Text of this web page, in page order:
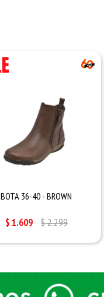
BOTA 36-40 - BROWN
$1.609 $2.299